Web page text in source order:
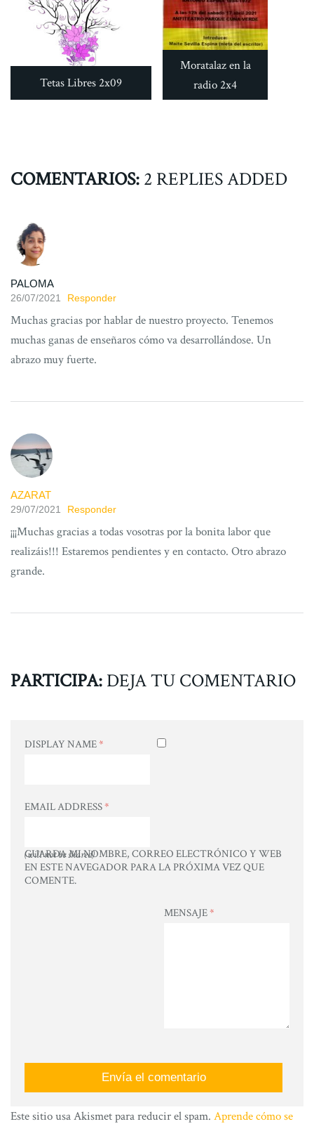
Tetas Libres 2x09
Moratalaz en la
radio 2x4
COMENTARIOS: 2 REPLIES ADDED
PALOMA
26/07/2021 Responder
Muchas gracias por hablar de nuestro proyecto. Tenemos
muchas ganas de enseñaros cómo va desarrollándose. Un
abrazo muy fuerte.
AZARAT
29/07/2021 Responder
¡¡¡Muchas gracias a todas vosotras por la bonita labor que
realizáis!!! Estaremos pendientes y en contacto. Otro abrazo
grande.
PARTICIPA: DEJA TU COMENTARIO
DISPLAY NAME*
EMAIL ADDRESS*
(will not be shared)
GUARDA MI NOMBRE, CORREO ELECTRÓNICO Y WEB
EN ESTE NAVEGADOR PARA LA PRÓXIMA VEZ QUE
COMENTE.
MENSAJE*
Este sitio usa Akismet para reducir el spam. Aprende cómo se